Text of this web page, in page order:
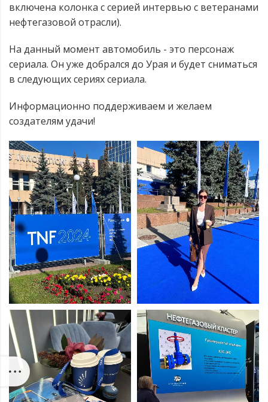
включена колонка с серией интервью с ветеранами
нефтегазовой отрасли).
На данный момент автомобиль - это персонаж
сериала. Он уже добрался до Урая и будет сниматься
в следующих сериях сериала.
Информационно поддерживаем и желаем
создателям удачи!